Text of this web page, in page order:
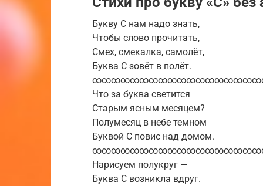
Букву С нам надо знать,
Чтобы слово прочитать,
Смех, смекалка, самолёт,
Буква С зовёт в полёт.
Что за буква светится
Старым ясным месяцем?
Полумесяц в небе темном
Буквой С повис над домом.
Нарисуем полукруг —
Буква С возникла вдруг.